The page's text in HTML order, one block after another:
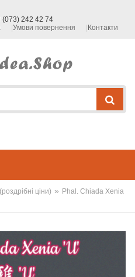
(073) 242 42 74
Умови повернення Контакти
ціни) » Phal. Chiada Xenia